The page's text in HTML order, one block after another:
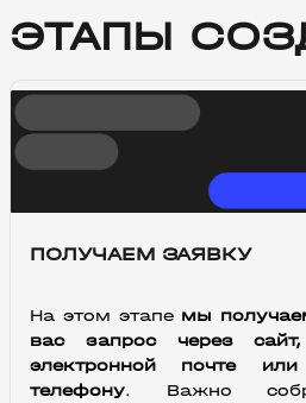
ЭТАПЫ
ПОЛУЧАЕМ ЗАЯВКУ
На этом этапе мы
вас запрос через
электронной почте
телефону. Важно